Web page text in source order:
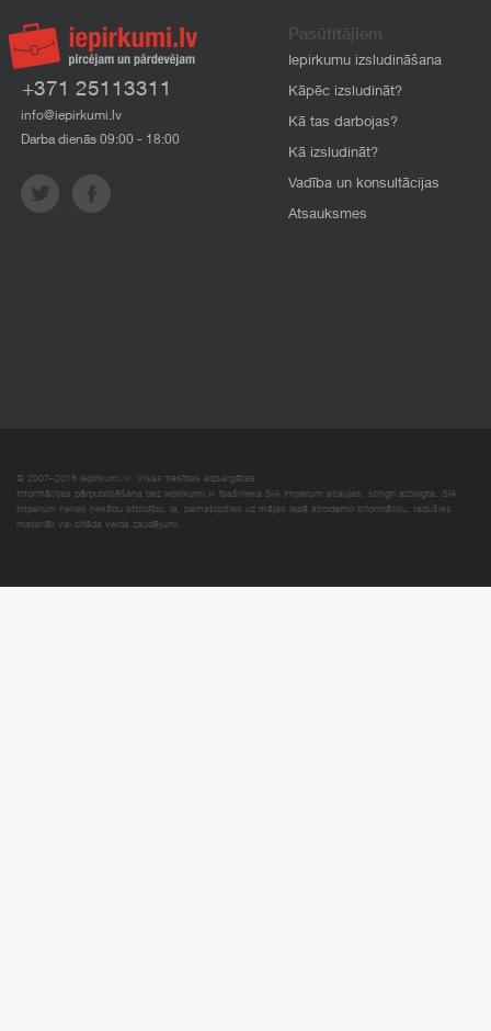
+371 25113311
info@iepirkumi.lv
Darba dienās 09:00 - 18:00
Pasūtītājiem
Iepirkumu izsludināšana
Kāpēc izsludināt?
Kā tas darbojas?
Kā izsludināt?
Vadība un konsultācijas
Atsauksmes
© 2007–2018 Iepirkumi.lv. Visas tiesības aizsargātas.
Informācijas pārpublicēšana bez iepirkumi.lv īpašnieka SIA Imperum atļaujas, stingri aizliegta. SIA
Imperum nenes nekādu atbildību, ja, pamatojoties uz mājas lapā atrodamo informāciju, radušies
materiāli vai citāda veida zaudējumi.